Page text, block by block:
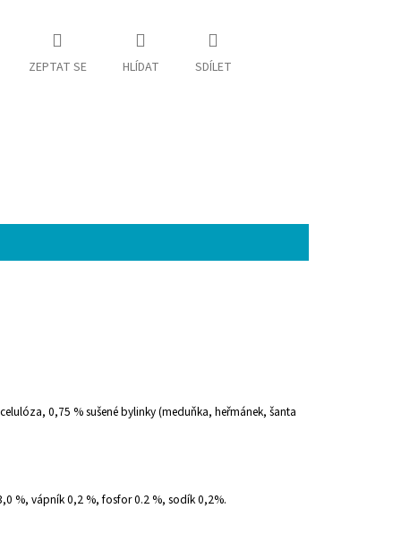
ZEPTAT SE HLÍDAT SDÍLET
0,75 % sušené bylinky (meduňka, heřmánek, šanta
%, vápník 0,2 %, fosfor 0.2 %, sodík 0,2%.